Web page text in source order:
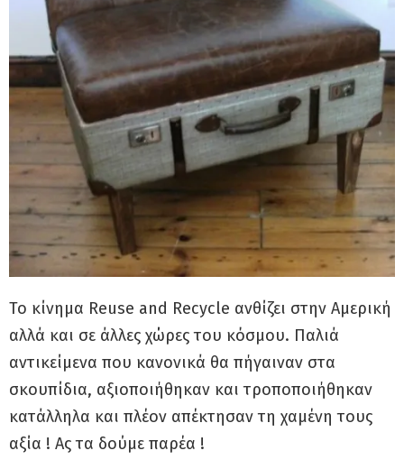
Το κίνημα Reuse and Recycle ανθίζει στην Αμερική
αλλά και σε άλλες χώρες του κόσμου. Παλιά
αντικείμενα που κανονικά θα πήγαιναν στα
σκουπίδια, αξιοποιήθηκαν και τροποποιήθηκαν
κατάλληλα και πλέον απέκτησαν τη χαμένη τους
αξία ! Ας τα δούμε παρέα !